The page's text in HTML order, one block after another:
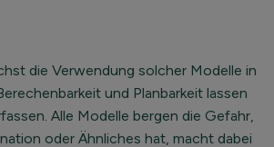
die Verwendung solcher Modelle in
und Planbarkeit lassen
Alle Modelle bergen die Gefahr,
oder Ähnliches hat, macht dabei